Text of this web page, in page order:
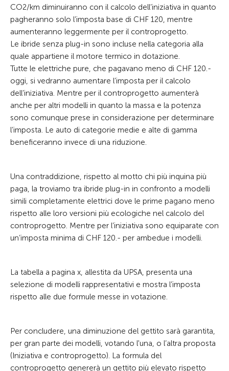
CO2/km diminuiranno con il calcolo dell’iniziativa in quanto
pagheranno solo l’imposta base di CHF 120, mentre
aumenteranno leggermente per il controprogetto.
Le ibride senza plug-in sono incluse nella categoria alla
quale appartiene il motore termico in dotazione.
Tutte le elettriche pure, che pagavano meno di CHF 120.-
oggi, si vedranno aumentare l’imposta per il calcolo
dell’iniziativa. Mentre per il controprogetto aumenterà
anche per altri modelli in quanto la massa e la potenza
sono comunque prese in considerazione per determinare
l’imposta. Le auto di categorie medie e alte di gamma
beneficeranno invece di una riduzione.
Una contraddizione, rispetto al motto chi più inquina più
paga, la troviamo tra ibride plug-in in confronto a modelli
simili completamente elettrici dove le prime pagano meno
rispetto alle loro versioni più ecologiche nel calcolo del
controprogetto. Mentre per l’iniziativa sono equiparate con
un’imposta minima di CHF 120.- per ambedue i modelli.
La tabella a pagina x, allestita da UPSA, presenta una
selezione di modelli rappresentativi e mostra l’imposta
rispetto alle due formule messe in votazione.
Per concludere, una diminuzione del gettito sarà garantita,
per gran parte dei modelli, votando l'una, o l’altra proposta
(Iniziativa e controprogetto). La formula del
controprogetto genererà un gettito più elevato rispetto